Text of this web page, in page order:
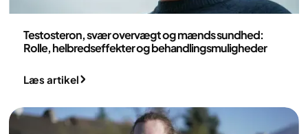
Testosteron, svær overvægt og mænds sundhed:
Rolle, helbredseffekter og behandlingsmuligheder
Læs artikel